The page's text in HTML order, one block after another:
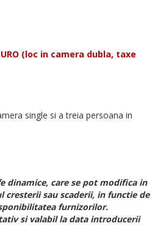
(loc in camera dubla, taxe
single si a treia persoana in
dinamice, care se pot modifica in
cresterii sau scaderii, in functie de
furnizorilor.
si valabil la data introducerii